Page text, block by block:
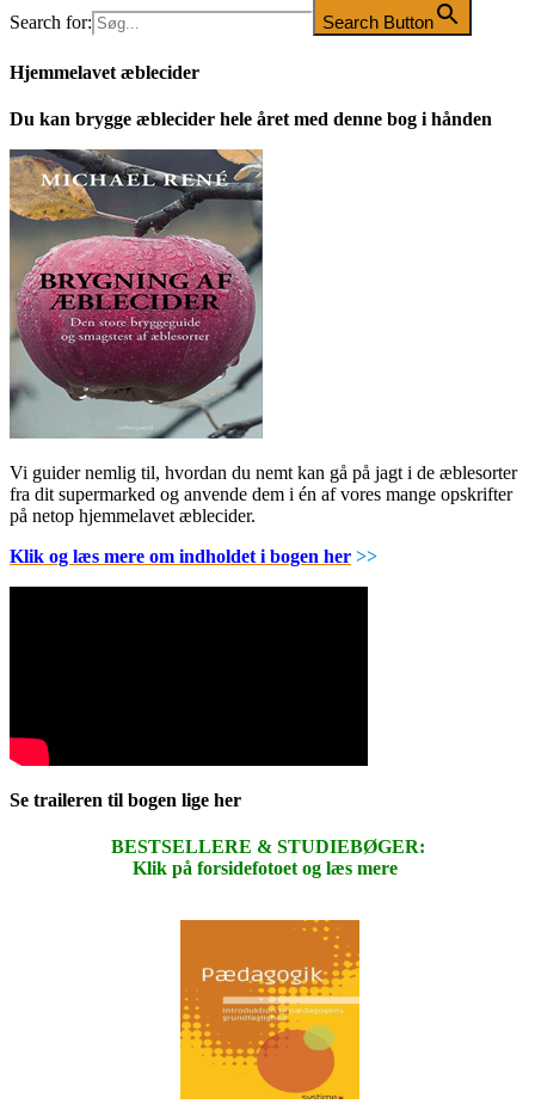
Search for: Search Button
Hjemmelavet æblecider
Du kan brygge æblecider hele året med denne bog i hånden
Vi guider nemlig til, hvordan du nemt kan gå på jagt i de æblesorter
fra dit supermarked og anvende dem i én af vores mange opskrifter
på netop hjemmelavet æblecider.
Klik og læs mere om indholdet i bogen her >>
Se traileren til bogen lige her
BESTSELLERE & STUDIEBØGER:
Klik på forsidefotoet og læs mere